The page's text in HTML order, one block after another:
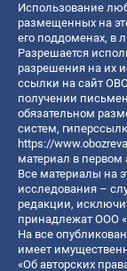
Использование
размещенных на
его поддоменах, в
Разрешается
разрешения на их
ссылки на сайт
получении
обязательном
систем,
https://
материал в первом
Все материалы на
исследования –
редакции,
принадлежат ООО
На все
имеет
«Об авторских